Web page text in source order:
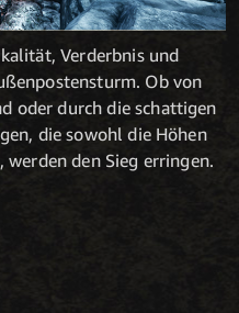
Verderbnis und
Ob von
oder durch die schattigen
die sowohl die Höhen
den Sieg erringen.